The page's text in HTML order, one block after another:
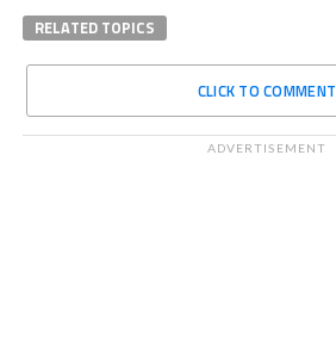
RELATED TOPICS
CLICK TO COMMENT
ADVERTISEMENT